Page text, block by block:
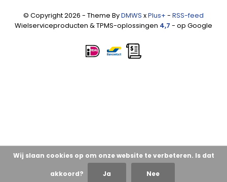
© Copyright 2026 - Theme ByDMWS xPlus+ - RSS-feed
Wielserviceproducten & TPMS-oplossingen 4,7 - op Google
Wij slaan cookies op om onze website te verbeteren. Is dat
akkoord? Ja Nee